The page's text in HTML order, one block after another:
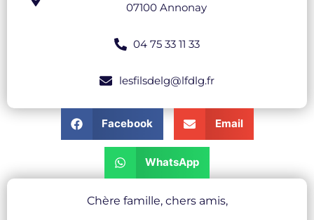
Chère famille, chers amis,
07100 Annonay
04 75 33 11 33
lesfilsdelg@lfdlg.fr
Facebook Email
WhatsApp